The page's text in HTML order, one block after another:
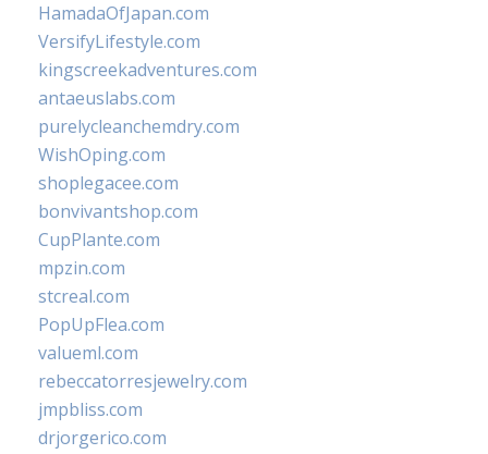
HamadaOfJapan.com
VersifyLifestyle.com
kingscreekadventures.com
antaeuslabs.com
purelycleanchemdry.com
WishOping.com
shoplegacee.com
bonvivantshop.com
CupPlante.com
mpzin.com
stcreal.com
PopUpFlea.com
valueml.com
rebeccatorresjewelry.com
jmpbliss.com
drjorgerico.com